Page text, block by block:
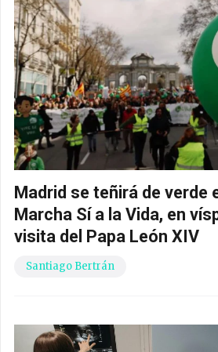
Madrid se teñirá de verde
Marcha Sí a la Vida, en
visita del Papa León XIV
Santiago Bertrán